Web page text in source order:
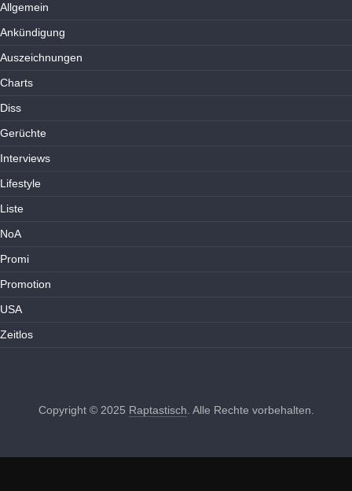
Allgemein
Ankündigung
Auszeichnungen
Charts
Diss
Gerüchte
Interviews
Lifestyle
Liste
NoA
Promi
Promotion
USA
Zeitlos
Copyright © 2025 Raptastisch . Alle Rechte vorbehalten.